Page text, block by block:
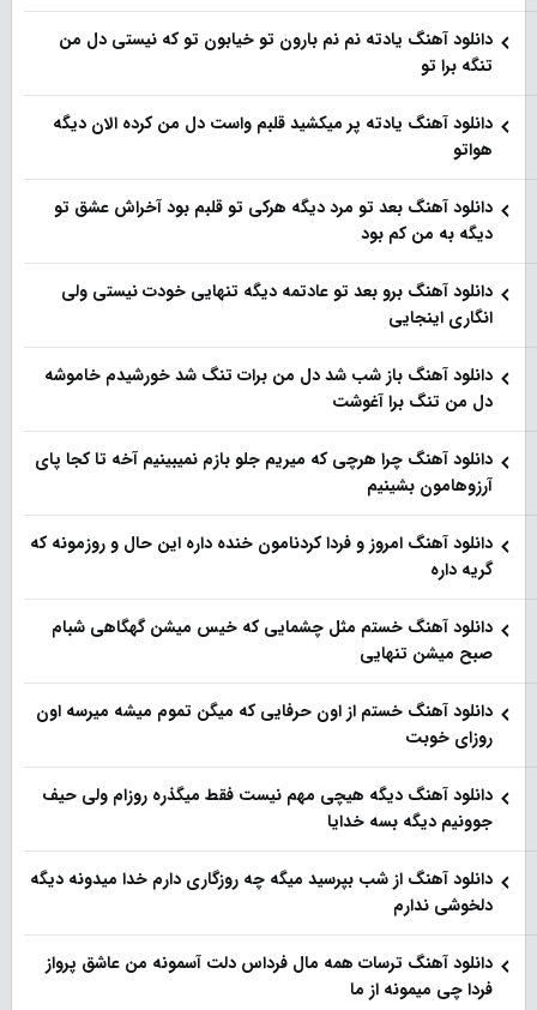
دانلود آهنگ یادته نم نم بارون تو خیابون تو که نیستی دل من
تنگه برا تو
دانلود آهنگ یادته پر میکشید قلبم واست دل من کرده الان دیگه
هواتو
دانلود آهنگ بعد تو مرد دیگه هرکی تو قلبم بود آخراش عشق تو
دیگه به من کم بود
دانلود آهنگ برو بعد تو عادتمه دیگه تنهایی خودت نیستی ولی
انگاری اینجایی
دانلود آهنگ باز شب شد دل من برات تنگ شد خورشیدم خاموشه
دل من تنگ برا آغوشت
دانلود آهنگ چرا هرچی که میریم جلو بازم نمیبینیم آخه تا کجا پای
آرزوهامون بشینیم
دانلود آهنگ امروز و فردا کردنامون خنده داره این حال و روزمونه که
گریه داره
دانلود آهنگ خستم مثل چشمایی که خیس میشن گهگاهی شبام
صبح میشن تنهایی
دانلود آهنگ خستم از اون حرفایی که میگن تموم میشه میرسه اون
روزای خوبت
دانلود آهنگ دیگه هیچی مهم نیست فقط میگذره روزام ولی حیف
جوونیم دیگه بسه خدایا
دانلود آهنگ از شب بپرسید میگه چه روزگاری دارم خدا میدونه دیگه
دلخوشی ندارم
دانلود آهنگ ترسات همه مال فرداس دلت آسمونه من عاشق پرواز
فردا چی میمونه از ما